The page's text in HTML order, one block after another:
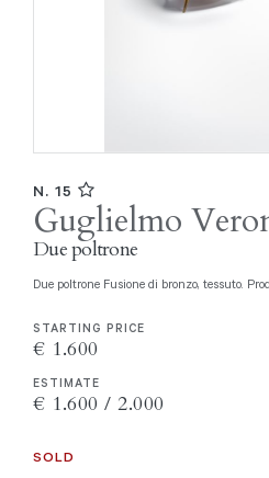
N. 15
Guglielmo
Due poltrone
Due poltrone Fusione di bronzo, tessuto.
STARTING PRICE
€ 1.600
ESTIMATE
€ 1.600 / 2.000
SOLD